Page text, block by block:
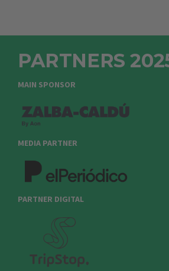
PARTNERS
MAIN SPONSOR
MEDIA PARTNER
PARTNER DIGITAL